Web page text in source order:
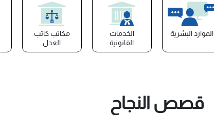
الموارد البشرية
الخدمات
القانونية
مكاتب كاتب
العدل
قصص النجاح